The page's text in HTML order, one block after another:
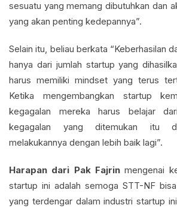
sesuatu yang memang dibutuhkan dan
yang akan penting kedepannya”.
Selain itu, beliau berkata “Keberhasilan
hanya dari jumlah startup yang
harus memiliki mindset yang terus
Ketika mengembangkan startup
kegagalan mereka harus belajar
kegagalan yang ditemukan itu
melakukannya dengan lebih baik lagi”.
Harapan dari Pak Fajrin mengenai
startup ini adalah semoga STT-NF
yang terdengar dalam industri startup